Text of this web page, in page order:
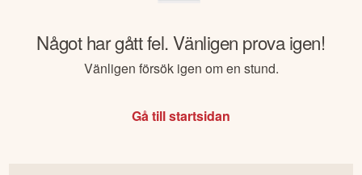
Något har gått fel. Vänligen prova igen!
Vänligen försök igen om en stund.
Gå till startsidan